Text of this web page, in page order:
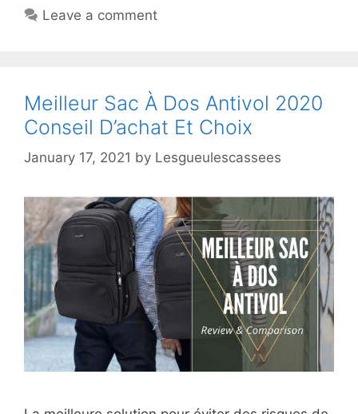
Leave a comment
Meilleur Sac À Dos Antivol 2020
Conseil D’achat Et Choix
January 17, 2021 by Lesgueulescassees